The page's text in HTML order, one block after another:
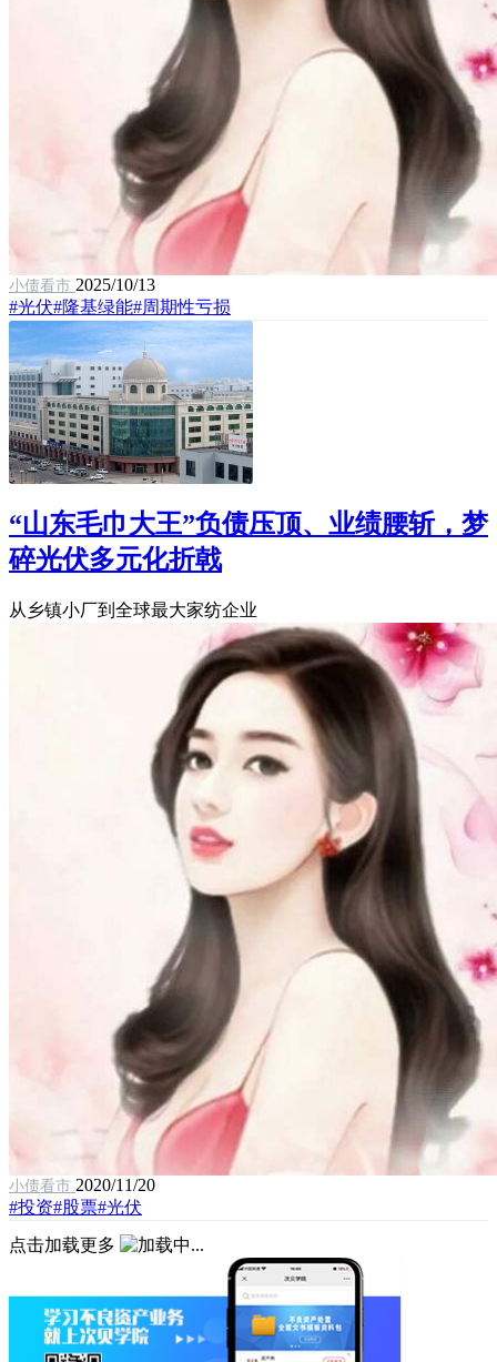
小债看市 2025/10/13
#光伏#隆基绿能#周期性亏损
“山东毛巾大王”负债压顶、业绩腰斩，梦
碎光伏多元化折戟
从乡镇小厂到全球最大家纺企业
小债看市 2020/11/20
#投资#股票#光伏
点击加载更多